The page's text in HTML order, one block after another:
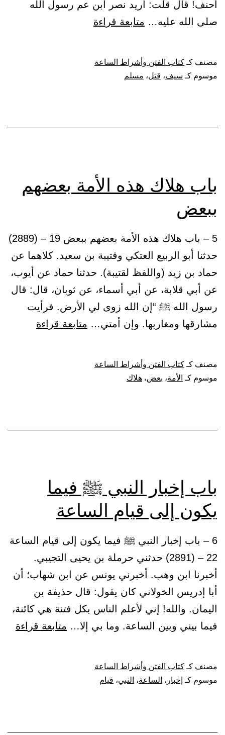
أحنف! قال قلت: أريد نصر ابن عم رسول الله
صلى الله عليه… متابعة قراءة
مصنف كـ كتاب الفتن وأشراط الساعة
موسوم كـ سيف، قتل، مسلم
باب هلاك هذه الأمة بعضهم
ببعض
5 – باب هلاك هذه الأمة بعضهم ببعض 19 – (2889)
حدثنا أبو الربيع العتكي وقتيبة بن سعيد. كلاهما عن
حماد بن زيد (واللفظ لقتيبة). حدثنا حماد عن أيوب،
عن أبي قلابة، عن أبي أسماء، عن ثوبان، قال: قال
رسول الله ﷺ “إن الله زوى لي الأرض. فرأيت
مشارقها ومغاربها. وإن أمتي… متابعة قراءة
مصنف كـ كتاب الفتن وأشراط الساعة
موسوم كـ الأمة، بعض، هلاك
باب إخبار النبي ﷺ فيما
يكون إلى قيام الساعة
6 – باب إخبار النبي ﷺ فيما يكون إلى قيام الساعة
22 – (2891) حدثني حرملة بن يحيى التجيبي.
أخبرنا ابن وهب. أخبرني يونس عن ابن شهاب؛ أن
أبا إدريس الخولاني كان يقول: قال حذيفة بن
اليمان. والله! إني لأعلم الناس بكل فتنة هي كائنة،
فيما بيني وبين الساعة. وما بي إلا… متابعة قراءة
مصنف كـ كتاب الفتن وأشراط الساعة
موسوم كـ إخبار ، الساعة، النبي، قيام